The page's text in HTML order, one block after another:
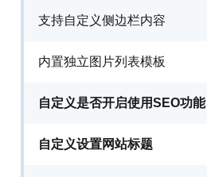
支持自定义侧边栏内容
内置独立图片列表模板
自定义是否开启使用SEO功能
自定义设置网站标题